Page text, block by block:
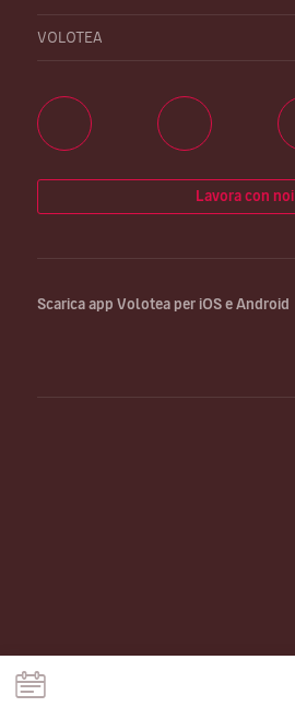
VOLOTEA
Lavora con noi
Scarica app Volotea per iOS e Android